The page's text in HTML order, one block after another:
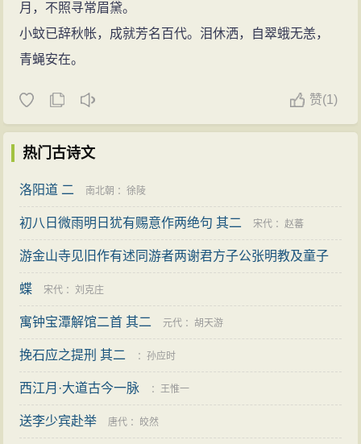
月，不照寻常眉黛。
小蚊已辞秋帐，成就芳名百代。泪休洒，自翠蛾无恙，
青蝇安在。
赞(1)
热门古诗文
洛阳道 二 南北朝 ：徐陵
初八日微雨明日犹有赐意作两绝句 其二 宋代 ：赵蕃
游金山寺见旧作有述同游者两谢君方子公张明教及童子
二仲也 明代：袁宏道
蝶 宋代 ：刘克庄
寓钟宝潭解馆二首 其二 元代 ：胡天游
挽石应之提刑 其二 ：孙应时
西江月·大道古今一脉 ：王惟一
送李少宾赴举 唐代 ： 皎然